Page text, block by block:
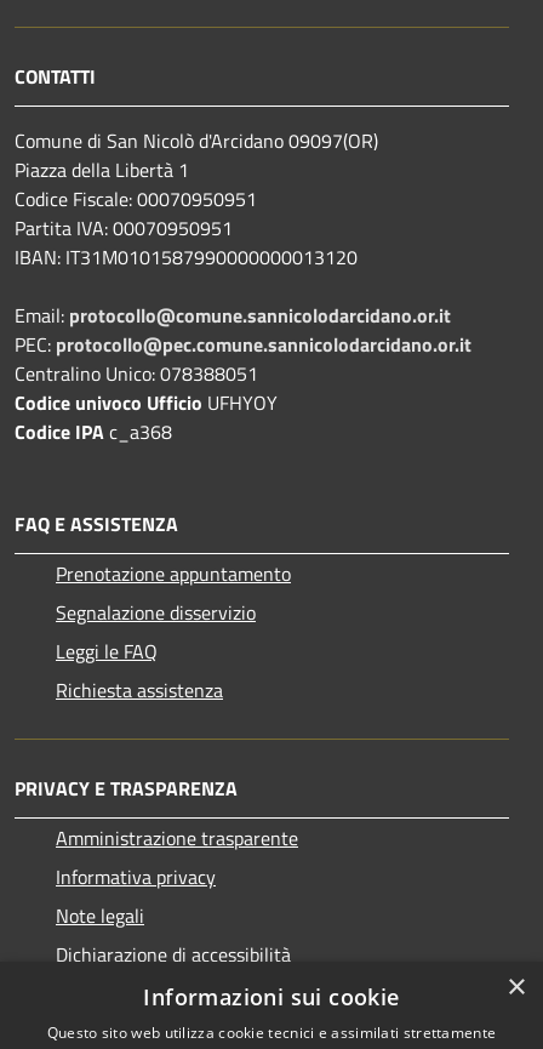
CONTATTI
Comune di San Nicolò d'Arcidano 09097(OR)
Piazza della Libertà 1
Codice Fiscale: 00070950951
Partita IVA: 00070950951
IBAN: IT31M0101587990000000013120
Email: protocollo@comune.sannicolodarcidano.or.it
PEC: protocollo@pec.comune.sannicolodarcidano.or.it
Centralino Unico: 078388051
Codice univoco Ufficio UFHYOY
Codice IPAc_a368
FAQ E ASSISTENZA
Prenotazione appuntamento
Segnalazione disservizio
Leggi le FAQ
Richiesta assistenza
PRIVACY E TRASPARENZA
Amministrazione trasparente
Informativa privacy
Note legali
Dichiarazione di accessibilità
×
Informazioni sui cookie
Questo sito web utilizza cookie tecnici e assimilati strettamente